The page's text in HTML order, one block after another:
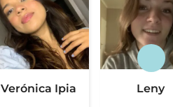
Verónica Ipia Leny